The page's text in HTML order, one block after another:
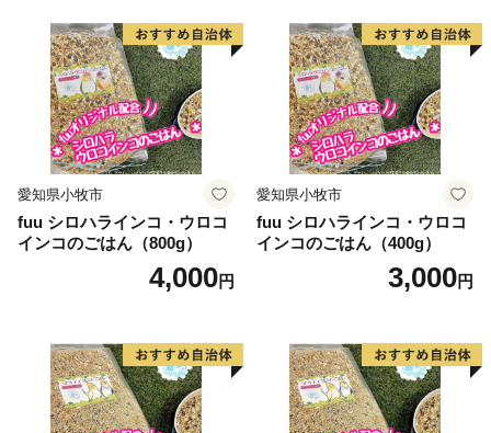
愛知県小牧市
fuu シロハラインコ・ウロコ
インコのごはん（800g）
4,000円
愛知県小牧市
fuu シロハラインコ・ウロコ
インコのごはん（400g）
3,000円